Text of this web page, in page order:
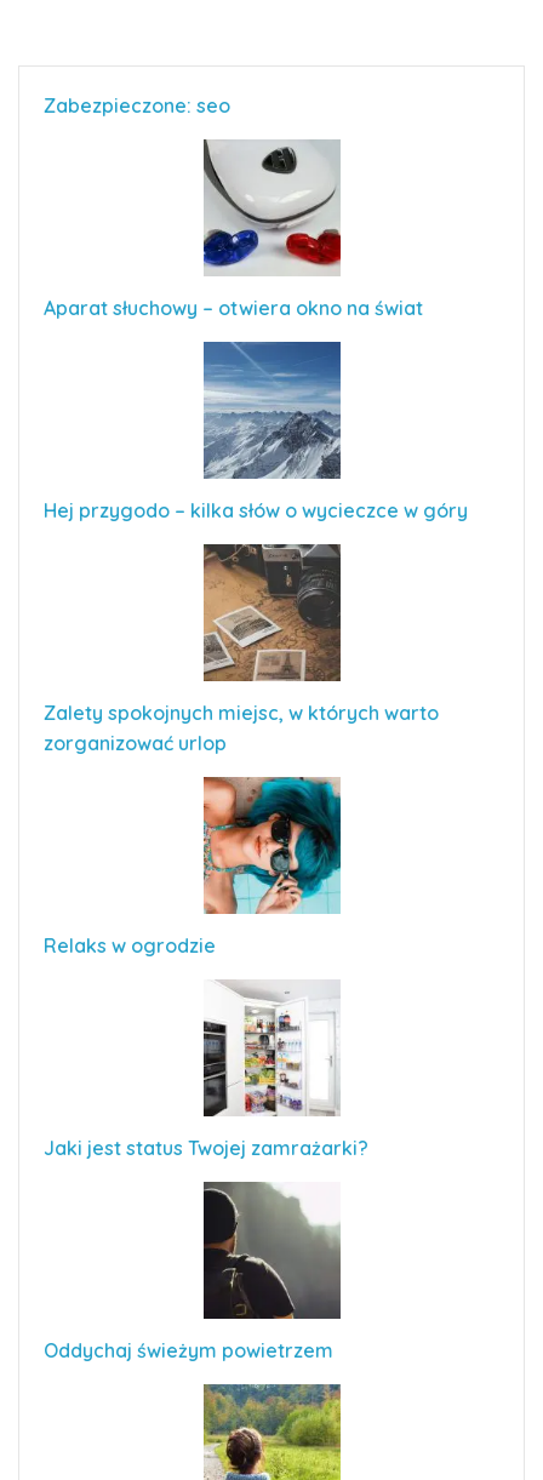
Zabezpieczone: seo
Aparat słuchowy – otwiera okno na świat
Hej przygodo – kilka słów o wycieczce w góry
Zalety spokojnych miejsc, w których warto
zorganizować urlop
Relaks w ogrodzie
Jaki jest status Twojej zamrażarki?
Oddychaj świeżym powietrzem